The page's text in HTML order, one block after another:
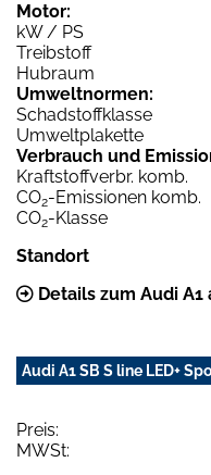
Motor:
kW / PS
Treibstoff
Hubraum
Umweltnormen:
Schadstoffklasse
Umweltplakette
Verbrauch und
Kraftstoffverbr. komb.
CO2-Emissionen komb.
CO2-Klasse
Standort
Details zum Audi A1
Audi A1 SB S line LED+
Preis:
MWSt: